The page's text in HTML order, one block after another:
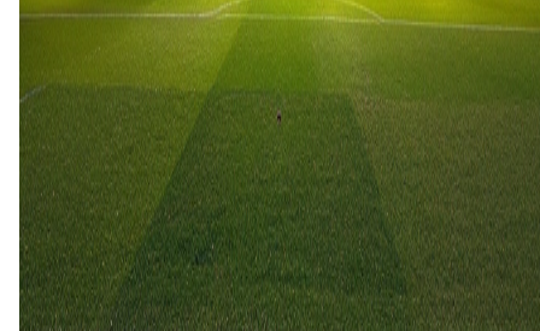
0
4
Baranovichi
ML Vitebsk
2
2024
ML Vitebsk
Baranovichi
12
25 nov 2023